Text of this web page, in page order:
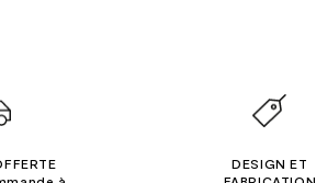
DESIGN ET